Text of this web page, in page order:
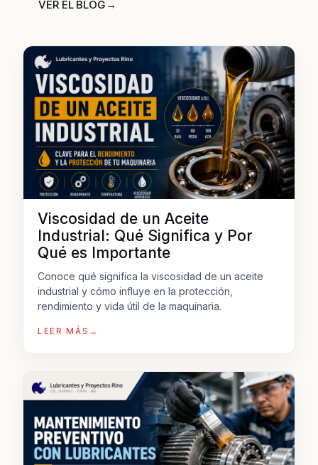
VER EL BLOG →
Viscosidad de un Aceite
Industrial: Qué Significa y Por
Qué es Importante
Conoce qué significa la viscosidad de un aceite
industrial y cómo influye en la protección,
rendimiento y vida útil de la maquinaria.
LEER MÁS →